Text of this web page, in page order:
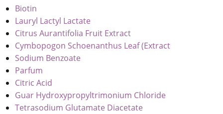
Biotin
Lauryl Lactyl Lactate
Citrus Aurantifolia Fruit Extract
Cymbopogon Schoenanthus Leaf (Extract
Sodium Benzoate
Parfum
Citric Acid
Guar Hydroxypropyltrimonium Chloride
Tetrasodium Glutamate Diacetate